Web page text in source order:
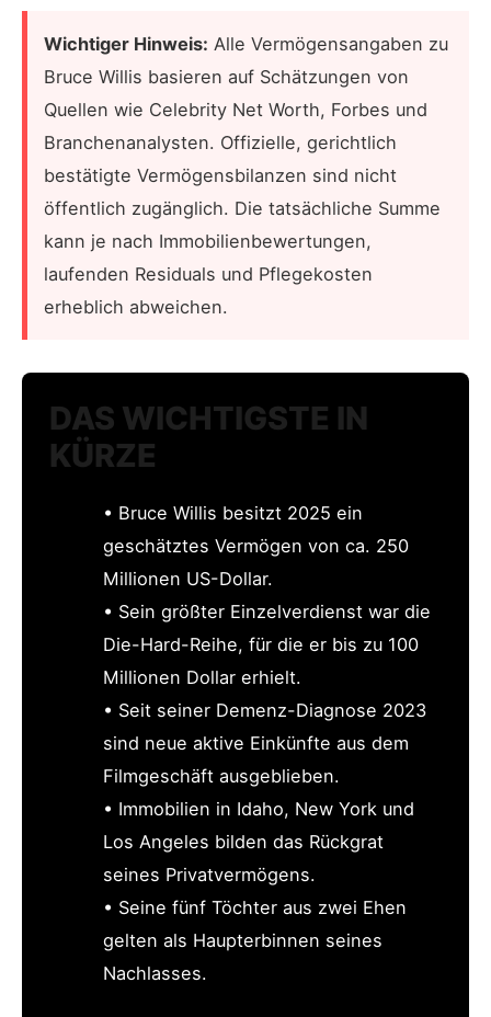
Wichtiger Hinweis: Alle Vermögensangaben zu
Bruce Willis basieren auf Schätzungen von
Quellen wie Celebrity Net Worth, Forbes und
Branchenanalysten. Offizielle, gerichtlich
bestätigte Vermögensbilanzen sind nicht
öffentlich zugänglich. Die tatsächliche Summe
kann je nach Immobilienbewertungen,
laufenden Residuals und Pflegekosten
erheblich abweichen.
DAS WICHTIGSTE IN
KÜRZE
• Bruce Willis besitzt 2025 ein
geschätztes Vermögen von ca. 250
Millionen US-Dollar.
• Sein größter Einzelverdienst war die
Die-Hard-Reihe, für die er bis zu 100
Millionen Dollar erhielt.
• Seit seiner Demenz-Diagnose 2023
sind neue aktive Einkünfte aus dem
Filmgeschäft ausgeblieben.
• Immobilien in Idaho, New York und
Los Angeles bilden das Rückgrat
seines Privatvermögens.
• Seine fünf Töchter aus zwei Ehen
gelten als Haupterbinnen seines
Nachlasses.